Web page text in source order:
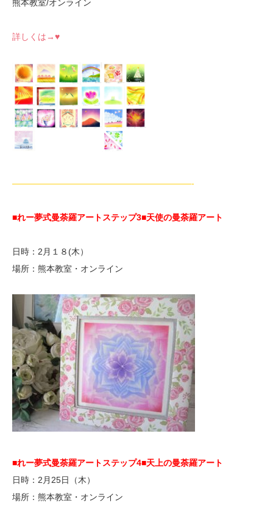
熊本教室/オンライン
詳しくは→♥
—————————————————————-
■れー夢式曼荼羅アートステップ3■天使の曼荼羅アート
日時：2月１８(木）
場所：熊本教室・オンライン
■れー夢式曼荼羅アートステップ4■天上の曼荼羅アート
日時：2月25日（木）
場所：熊本教室・オンライン